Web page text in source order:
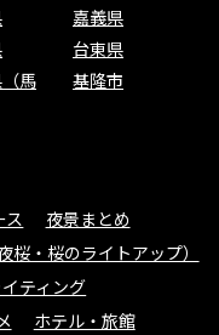
嘉義県
台東県
馬
基隆市
ス
夜景まとめ
桜・桜のライトアップ）
ティング
ホテル・旅館